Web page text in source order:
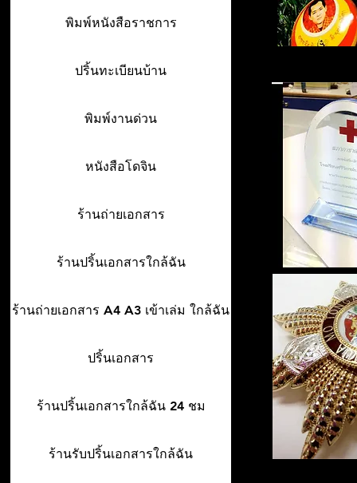
พิมพ์หนังสือราชการ
ปริ้นทะเบียนบ้าน
พิมพ์งานด่วน
หนังสือโดจิน
ร้านถ่ายเอกสาร
ร้านปริ้นเอกสารใกล้ฉัน
ร้านถ่ายเอกสาร A4 A3 เข้าเล่ม ใกล้ฉัน
ปริ้นเอกสาร
ร้านปริ้นเอกสารใกล้ฉัน 24 ชม
ร้านรับปริ้นเอกสารใกล้ฉัน